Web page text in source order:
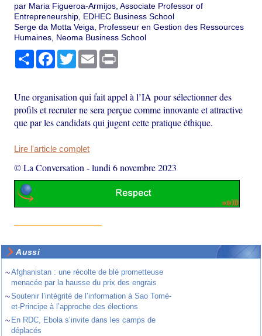
par Maria Figueroa-Armijos, Associate Professor of
Entrepreneurship, EDHEC Business School
Serge da Motta Veiga, Professeur en Gestion des Ressources
Humaines, Neoma Business School
PartagerFacebook
TwitterEmail
Une organisation qui fait appel à l’IA pour sélectionner des
profils et recruter ne sera perçue comme innovante et attractive
que par les candidats qui jugent cette pratique éthique.
Lire l'article complet
© La Conversation -lundi 6 novembre 2023
Aussi
~Afghanistan : une récolte de blé prometteuse
menacée par la hausse du prix des engrais
~Soutenir l’intégrité de l’information à Sao Tomé-
et-Principe à l’approche des élections
~ En RDC, Ebola s’invite dans les camps de
déplacés